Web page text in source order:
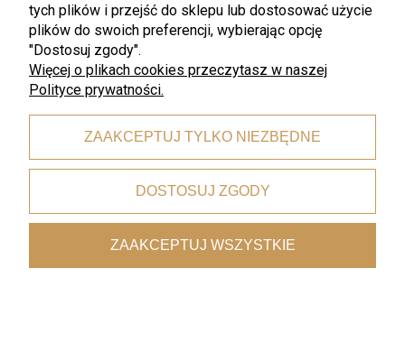
Regulamin
Zwroty i Reklamacje
Pliki do pobrania
Twoje zamówienia
Ustawienia konta
Przechowalnia
Czas i koszty dostawy
Formy płatności
Rabaty
Polityka prywatności
tych plików i przejść do sklepu lub dostosować użycie
plików do swoich preferencji, wybierając opcję
"Dostosuj zgody".
Więcej o plikach cookies przeczytasz w naszej
Polityce prywatności.
ZAAKCEPTUJ TYLKO NIEZBĘDNE
DOSTOSUJ ZGODY
ZAAKCEPTUJ WSZYSTKIE